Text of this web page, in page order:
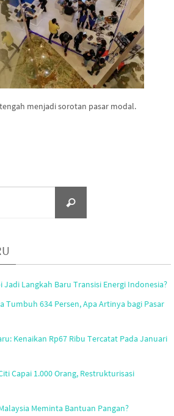
tengah menjadi sorotan pasar modal.
Search
Jadi Langkah Baru Transisi Energi Indonesia?
Tumbuh 634 Persen, Apa Artinya bagi Pasar
Kenaikan Rp67 Ribu Tercatat Pada Januari
Capai 1.000 Orang, Restrukturisasi
Meminta Bantuan Pangan?